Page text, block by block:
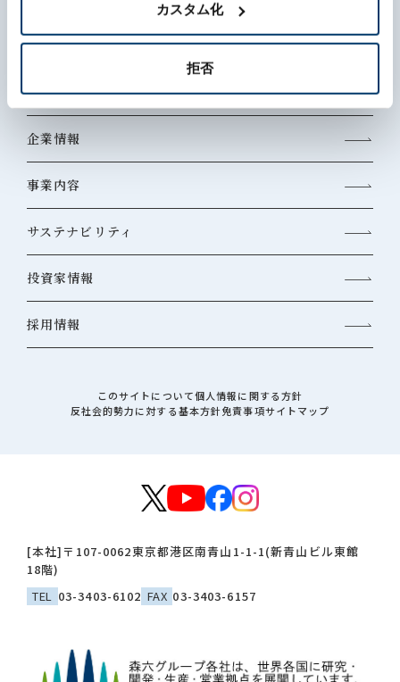
カスタム化
拒否
[本社] 〒107-0062東京都港区南青山1-1-1(新青山ビル東館
18階)
TEL
03-3403-6102 FAX 03-3403-6157
森六って何？
企業情報
事業内容
サステナビリティ
投資家情報
採用情報
このサイトについて個人情報に関する方針
反社会的勢力に対する基本方針免責事項サイトマップ